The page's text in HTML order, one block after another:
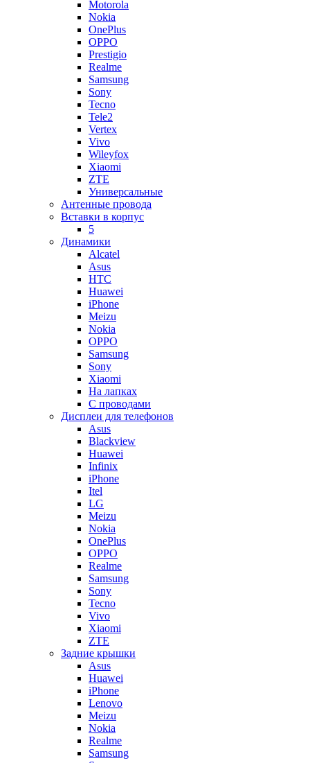
Motorola
Nokia
OnePlus
OPPO
Prestigio
Realme
Samsung
Sony
Tecno
Tele2
Vertex
Vivo
Wileyfox
Xiaomi
ZTE
Универсальные
Антенные провода
Вставки в корпус
5
Динамики
Alcatel
Asus
HTC
Huawei
iPhone
Meizu
Nokia
OPPO
Samsung
Sony
Xiaomi
На лапках
С проводами
Дисплеи для телефонов
Asus
Blackview
Huawei
Infinix
iPhone
Itel
LG
Meizu
Nokia
OnePlus
OPPO
Realme
Samsung
Sony
Tecno
Vivo
Xiaomi
ZTE
Задние крышки
Asus
Huawei
iPhone
Lenovo
Meizu
Nokia
Realme
Samsung